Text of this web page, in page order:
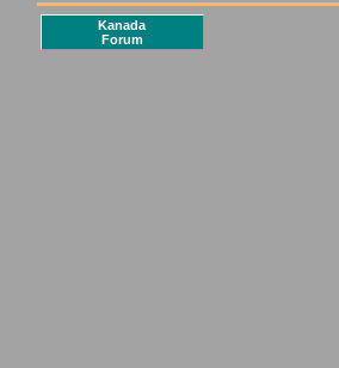
Kanada
Forum